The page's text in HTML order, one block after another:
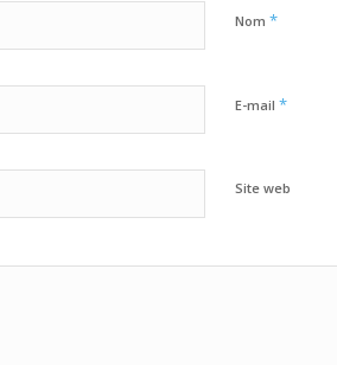
Nom*
E-mail*
Site web